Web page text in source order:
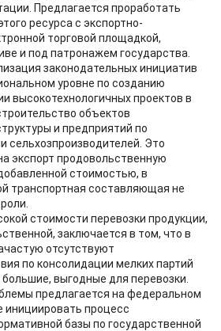
Предлагается проработать
ресурса с экспортно-
торговой площадкой,
и под патронажем государства.
законодательных инициатив
уровне по созданию
высокотехнологичных проектов в
объектов
и предприятий по
сельхозпроизводителей. Это
экспорт продовольственную
стоимостью, в
транспортная составляющая не
стоимости перевозки продукции,
заключается в том, что в
отсутствуют
по консолидации мелких партий
выгодные для перевозки.
предлагается на федеральном
инициировать процесс
базы по государственной